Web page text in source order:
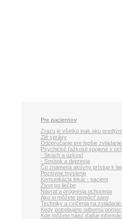
Pre pacientov
Zrazu je všetko inak ako predtým
Zlé správy
Odporúčanie pre lepšie
Psychické ťažkosti spojené s
- Strach a úzkosť
- Smútok a depresia
Čo znamená aktívny prístup k
Pozitívne myslenie
Komunikácia lekár - pacient
Život po liečbe
Návrat a progresia ochorenia
Ako si môžete pomôcť sami
Techniky a cvičenia na
Kedy potrebujete odbornú pomoc
Kde môžete nájsť ďalšie